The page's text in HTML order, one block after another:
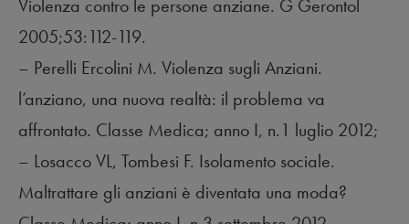
Violenza contro le persone anziane. G Gerontol
2005;53:112-119.
– Perelli Ercolini M. Violenza sugli Anziani.
l’anziano, una nuova realtà: il problema va
affrontato. Classe Medica; anno I, n.1 luglio 2012;
– Losacco VL, Tombesi F. Isolamento sociale.
Maltrattare gli anziani è diventata una moda?